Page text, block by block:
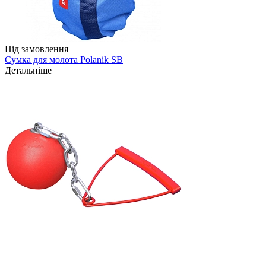
Під замовлення
Сумка для молота Polanik SB
Детальніше